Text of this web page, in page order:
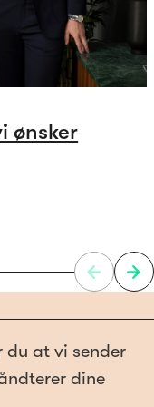
ønsker
du at vi sender
dine